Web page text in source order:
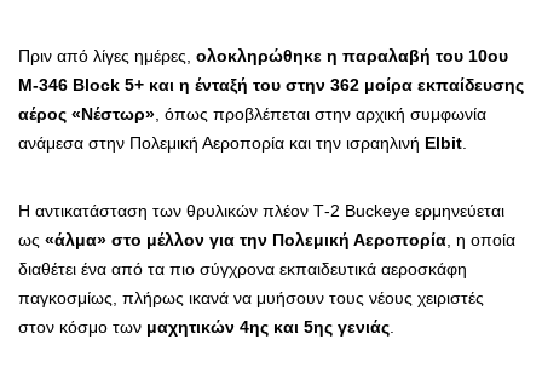
Πριν από λίγες ημέρες, ολοκληρώθηκε η παραλαβή του 10ου
Μ-346 Block 5+ και η ένταξή του στην 362 μοίρα εκπαίδευσης
αέρος «Νέστωρ» , όπως προβλέπεται στην αρχική συμφωνία
ανάμεσα στην Πολεμική Αεροπορία και την ισραηλινή Elbit
Η αντικατάσταση των θρυλικών πλέον Τ-2 Buckeye ερμηνεύεται
ως «άλμα» στο μέλλον για την Πολεμική Αεροπορία , η οποία
διαθέτει ένα από τα πιο σύγχρονα εκπαιδευτικά αεροσκάφη
παγκοσμίως, πλήρως ικανά να μυήσουν τους νέους χειριστές
στον κόσμο των μαχητικών 4ης και 5ης γενιάς